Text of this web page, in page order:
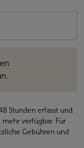
Stunden erfasst und
verfügbar. Für
Gebühren und